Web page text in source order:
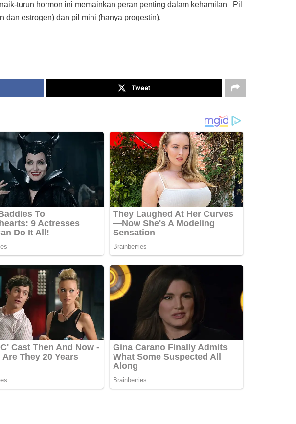
turun hormon ini memainkan peran penting dalam kehamilan. Pil
dan estrogen) dan pil mini (hanya progestin).
Tweet